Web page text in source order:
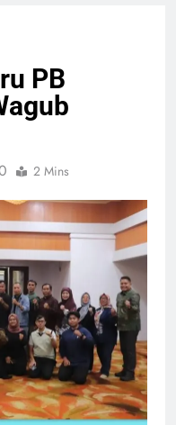
PB
2 Mins